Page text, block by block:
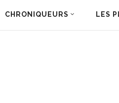
CHRONIQUEURS LES